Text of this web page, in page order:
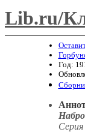
Lib.ru/
Год: